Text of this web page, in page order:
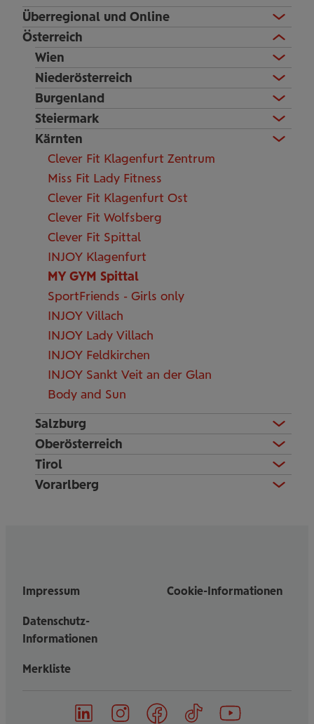
Überregional und Online
Österreich
Wien
Niederösterreich
Burgenland
Steiermark
Kärnten
Clever Fit Klagenfurt Zentrum
Miss Fit Lady Fitness
Clever Fit Klagenfurt Ost
Clever Fit Wolfsberg
Clever Fit Spittal
INJOY Klagenfurt
MY GYM Spittal
SportFriends - Girls only
INJOY Villach
INJOY Lady Villach
INJOY Feldkirchen
INJOY Sankt Veit an der Glan
Body and Sun
Salzburg
Oberösterreich
Tirol
Vorarlberg
Impressum
Datenschutz-
Informationen
Cookie-Informationen
Merkliste
Follow
on
on
on
on
on